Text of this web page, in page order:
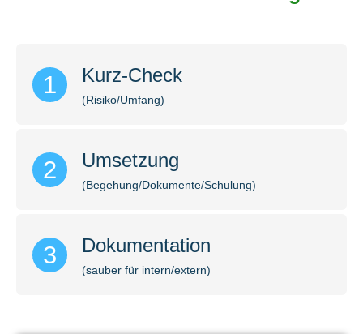
1 Kurz-Check
(Risiko/Umfang)
2 Umsetzung
(Begehung/Dokumente/Schulung)
3 Dokumentation
(sauber für intern/extern)